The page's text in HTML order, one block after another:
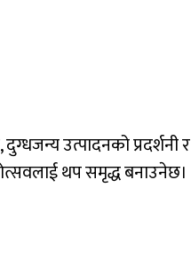
उत्पादनको प्रदर्शनी र
थप समृद्ध बनाउनेछ।